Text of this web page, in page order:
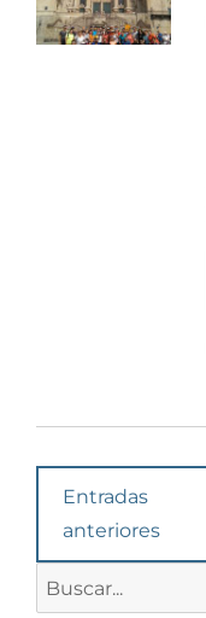
Navegación
las
entradas
Entradas
anteriores